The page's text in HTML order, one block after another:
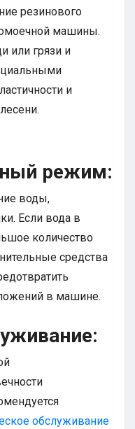
резинового
машины.
или грязи и
и
режим:
воды,
Если вода в
количество
средства
в машине.
обслуживание